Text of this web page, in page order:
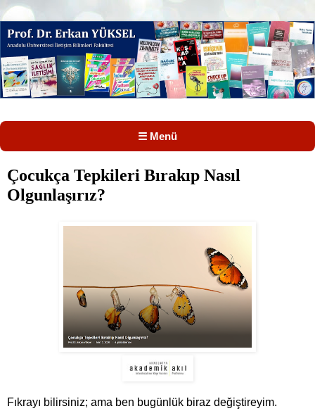
☰ Menü
Çocukça Tepkileri Bırakıp Nasıl
Olgunlaşırız?
Fıkrayı bilirsiniz; ama ben bugünlük biraz değiştireyim.